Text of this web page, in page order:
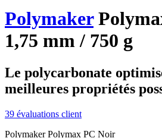
Polymaker
1,75 mm / 750 g
Le polycarbonate
meilleures propriétés
39 évaluations client
Polymaker Polymax PC Noir